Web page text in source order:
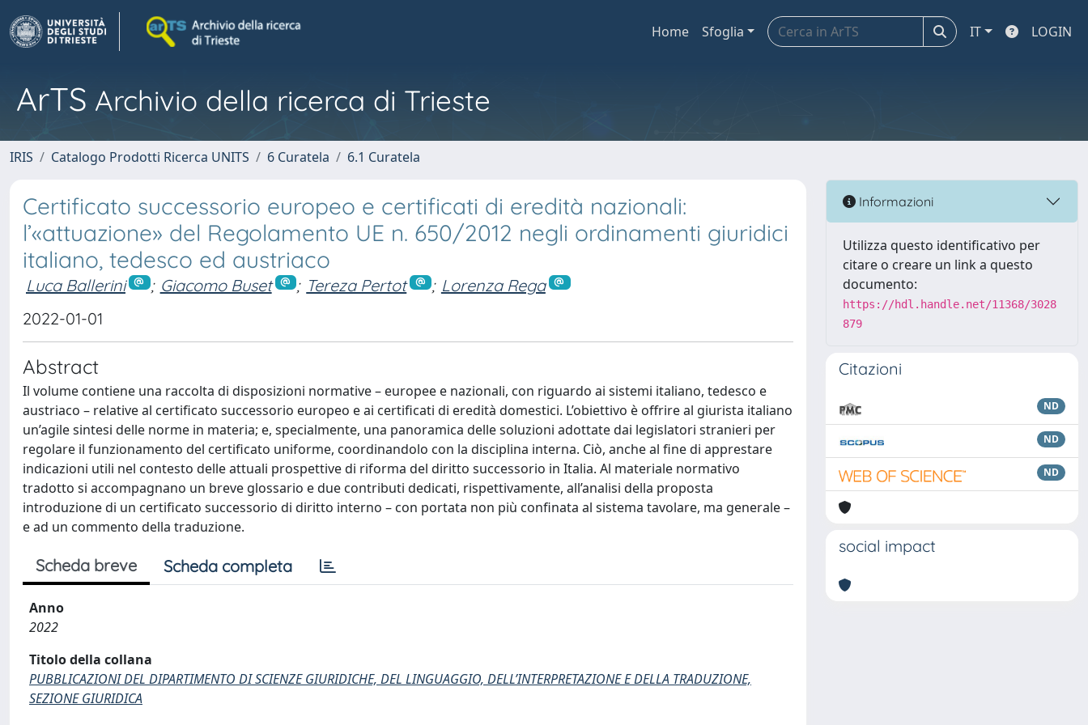
Home Sfoglia IT LOGIN
ArTS Archivio della ricerca di Trieste
IRIS Catalogo Prodotti Ricerca UNITS 6 Curatela 6.1 Curatela
Certificato successorio europeo e certificati di eredità nazionali:
l’«attuazione» del Regolamento UE n. 650/2012 negli ordinamenti giuridici
italiano, tedesco ed austriaco
Luca Ballerini ; Giacomo Buset ; Tereza Pertot ; Lorenza Rega
2022-01-01
Abstract
Il volume contiene una raccolta di disposizioni normative – europee e nazionali, con riguardo ai sistemi italiano, tedesco e
austriaco – relative al certificato successorio europeo e ai certificati di eredità domestici. L’obiettivo è offrire al giurista italiano
un’agile sintesi delle norme in materia; e, specialmente, una panoramica delle soluzioni adottate dai legislatori stranieri per
regolare il funzionamento del certificato uniforme, coordinandolo con la disciplina interna. Ciò, anche al fine di apprestare
indicazioni utili nel contesto delle attuali prospettive di riforma del diritto successorio in Italia. Al materiale normativo
tradotto si accompagnano un breve glossario e due contributi dedicati, rispettivamente, all’analisi della proposta
introduzione di un certificato successorio di diritto interno – con portata non più confinata al sistema tavolare, ma generale –
e ad un commento della traduzione.
Scheda breve Scheda completa
Anno
2022
Titolo della collana
PUBBLICAZIONI DEL DIPARTIMENTO DI SCIENZE GIURIDICHE, DEL LINGUAGGIO, DELL’INTERPRETAZIONE E DELLA TRADUZIONE,
SEZIONE GIURIDICA
Informazioni
Utilizza questo identificativo per
citare o creare un link a questo
documento:
https://hdl.handle.net/11368/3028
879
Citazioni
ND
ND
ND
social impact